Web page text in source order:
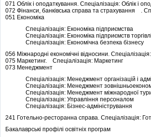
071 Облік і оподаткування. Спеціалізація: Облік і
072 Фінанси, банківська справа та страхування .
051 Економіка
Спеціалізація: Економіка підприємства
Спеціалізація: Економіка підприємств
Спеціалізація: Економічна безпека бізнесу
056 Міжнародні економічні відносини.
075 Маркетинг. Спеціалізація: Маркетинг
073 Менеджмент
Спеціалізація: Менеджмент організацій і
Спеціалізація: Менеджмент
Спеціалізація: Менеджмент міжнародної
Спеціалізація: Управління персоналом
Спеціалізація: Бізнес-адміністрування
241 Готельно-ресторанна справа. Спеціалізація:
Бакалаврські профілі освітніх програм